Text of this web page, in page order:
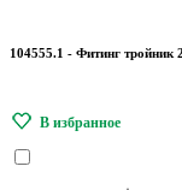
104555.1 - Фитинг